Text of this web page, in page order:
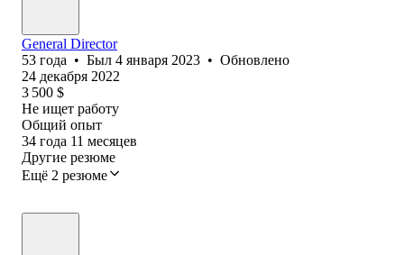
General Director
53 года • Был 4 января 2023 • Обновлено
24 декабря 2022
3 500 $
Не ищет работу
Общий опыт
34 года 11 месяцев
Другие резюме
Ещё 2 резюме